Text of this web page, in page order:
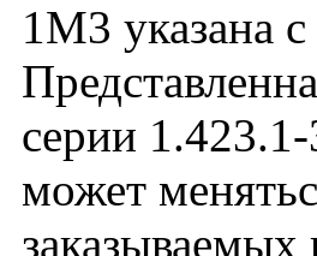
1М3 указана
серии
может